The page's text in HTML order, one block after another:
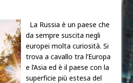
La Russia è un paese che
da sempre suscita negli
europei molta curiosità. Si
trova a cavallo tra l’Europa
e l’Asia ed è il paese con la
superficie più estesa del